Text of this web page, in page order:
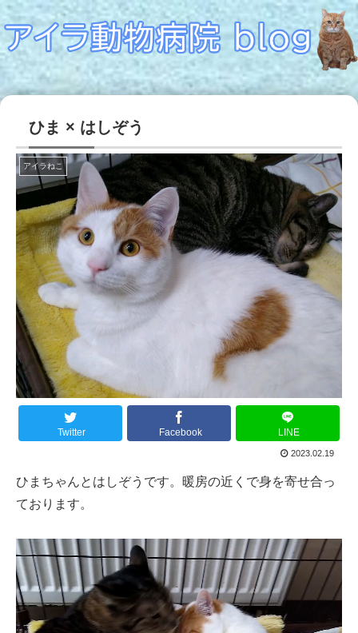
ひま × はしぞう
アイラねこ
Twitter Facebook LINE
2023.02.19
ひまちゃんとはしぞうです。暖房の近くで身を寄せ合っ
ております。